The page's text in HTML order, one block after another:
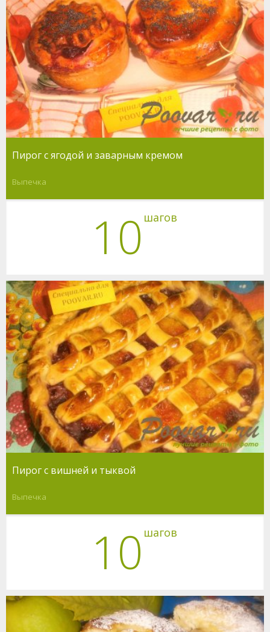
Пирог с ягодой и заварным кремом
Выпечка
10 шагов
Пирог с вишней и тыквой
Выпечка
10 шагов